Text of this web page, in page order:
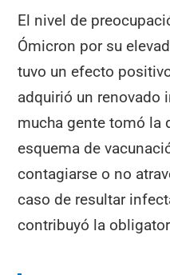
El nivel de
Ómicron por su
tuvo un efecto
adquirió un renovado
mucha gente tomó la
esquema de
contagiarse o no
caso de resultar
contribuyó la